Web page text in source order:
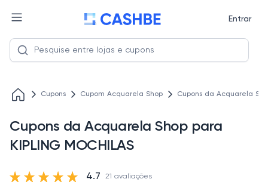
Entrar
Cupons Cupom Acquarela Shop Cupons da Acquarela
Cupons da Acquarela Shop para
KIPLING MOCHILAS
4.7 21 avaliações